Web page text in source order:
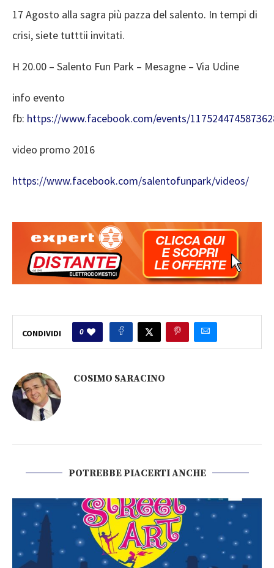
17 Agosto alla sagra più pazza del salento. In tempi di
crisi, siete tutttii invitati.
H 20.00 – Salento Fun Park – Mesagne – Via Udine
info evento
fb: https://www.facebook.com/events/
video promo 2016
https://www.facebook.com/salentofunpark/videos/
CONDIVIDI 0
COSIMO SARACINO
POTREBBE PIACERTI ANCHE